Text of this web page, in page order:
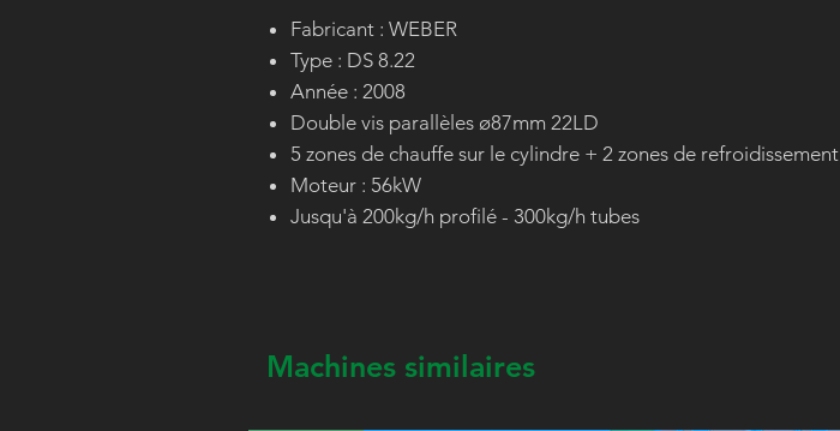
Fabricant : WEBER
Type : DS 8.22
Année : 2008
Double vis parallèles ø87mm 22LD
5 zones de chauffe sur le cylindre + 2 zones de refroidissement
Moteur : 56kW
Jusqu'à 200kg/h profilé - 300kg/h tubes
Machines similaires